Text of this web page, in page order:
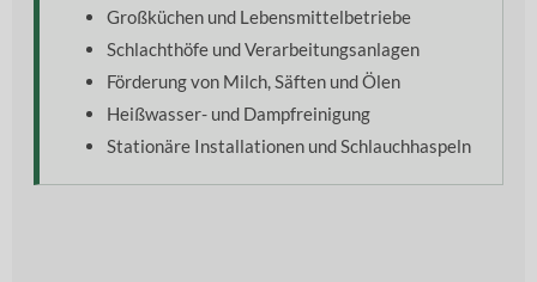
Großküchen und Lebensmittelbetriebe
Schlachthöfe und Verarbeitungsanlagen
Förderung von Milch, Säften und Ölen
Heißwasser- und Dampfreinigung
Stationäre Installationen und Schlauchhaspeln